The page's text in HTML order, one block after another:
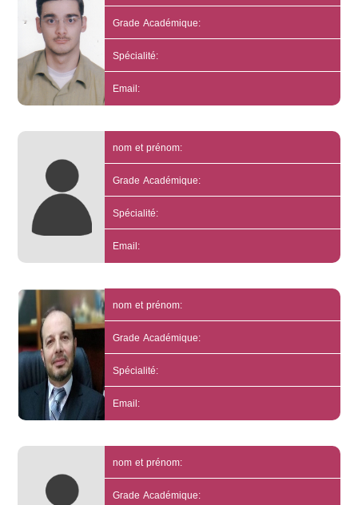
Grade Académique:
Spécialité:
Email:
nom et prénom:
Grade Académique:
Spécialité:
Email:
nom et prénom:
Grade Académique:
Spécialité:
Email:
nom et prénom:
Grade Académique: